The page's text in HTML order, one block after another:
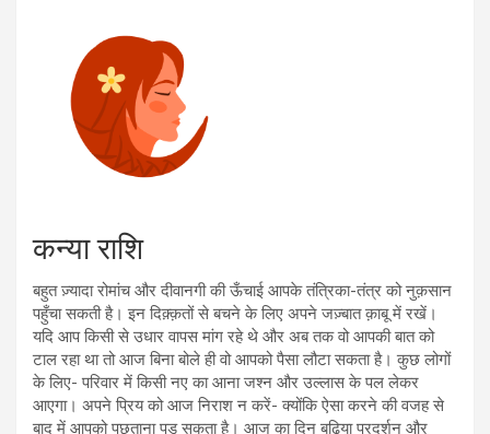
कन्या राशि
बहुत ज़्यादा रोमांच और दीवानगी की ऊँचाई आपके तंत्रिका-तंत्र को नुक़सान
पहुँचा सकती है। इन दिक़्क़तों से बचने के लिए अपने जज़्बात क़ाबू में रखें।
यदि आप किसी से उधार वापस मांग रहे थे और अब तक वो आपकी बात को
टाल रहा था तो आज बिना बोले ही वो आपको पैसा लौटा सकता है। कुछ लोगों
के लिए- परिवार में किसी नए का आना जश्न और उल्लास के पल लेकर
आएगा। अपने प्रिय को आज निराश न करें- क्योंकि ऐसा करने की वजह से
बाद में आपको पछताना पड़ सकता है। आज का दिन बढ़िया प्रदर्शन और